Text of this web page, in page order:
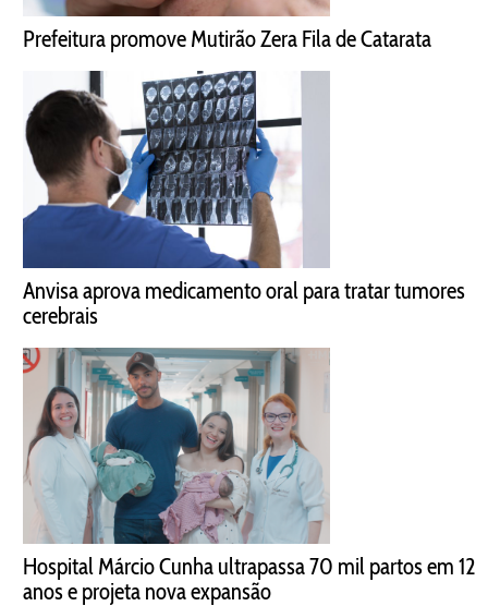
Prefeitura promove Mutirão Zera Fila de Catarata
Anvisa aprova medicamento oral para tratar tumores
cerebrais
Hospital Márcio Cunha ultrapassa 70 mil partos em 12
anos e projeta nova expansão